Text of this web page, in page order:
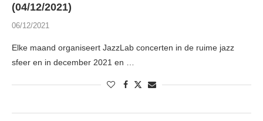
(04/12/2021)
06/12/2021
Elke maand organiseert JazzLab concerten in de ruime jazz
sfeer en in december 2021 en …